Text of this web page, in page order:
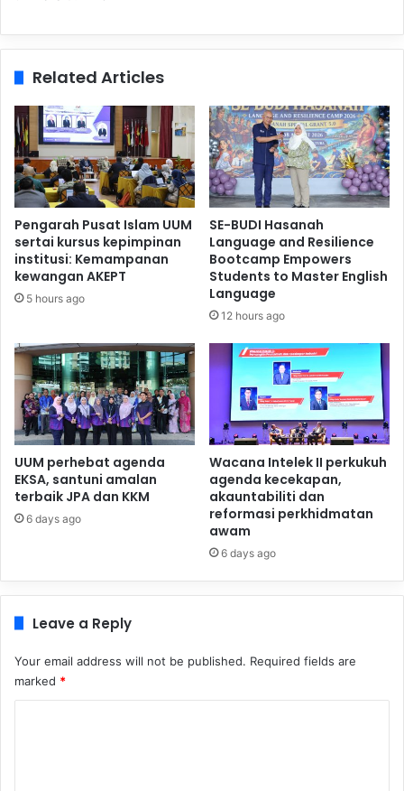
Related Articles
Pengarah Pusat Islam UUM
sertai kursus kepimpinan
institusi: Kemampanan
kewangan AKEPT
5 hours ago
SE-BUDI Hasanah
Language and Resilience
Bootcamp Empowers
Students to Master English
Language
12 hours ago
UUM perhebat agenda
EKSA, santuni amalan
terbaik JPA dan KKM
6 days ago
Wacana Intelek II perkukuh
agenda kecekapan,
akauntabiliti dan
reformasi perkhidmatan
awam
6 days ago
Leave a Reply
Your email address will not be published. Required fields are
marked *